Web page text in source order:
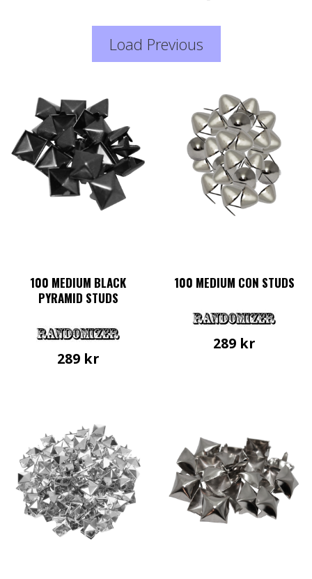
Load Previous
100 MEDIUM BLACK
PYRAMID STUDS
289 kr
100 MEDIUM CON STUDS
289 kr